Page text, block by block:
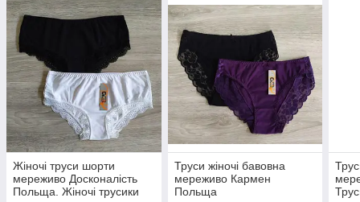
Жіночі труси шорти
мереживо Досконалість
Польща. Жіночі трусики
Труси жіночі бавовна
мереживо Кармен
Польща